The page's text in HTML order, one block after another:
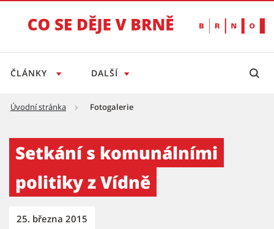
ČLÁNKY DALŠÍ
Úvodní stránka Fotogalerie
Setkání s komunálními
politiky z Vídně
25. března 2015